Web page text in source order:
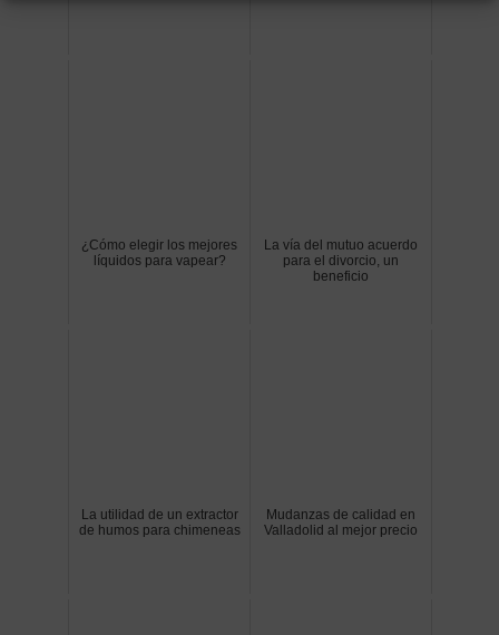
¿Cómo elegir los mejores
líquidos para vapear?
La vía del mutuo acuerdo
para el divorcio, un
beneficio
La utilidad de un extractor
de humos para chimeneas
Mudanzas de calidad en
Valladolid al mejor precio